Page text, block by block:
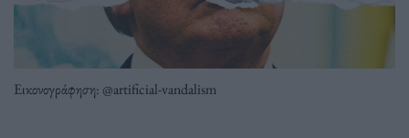
Εικονογράφηση: @artificial-vandalism